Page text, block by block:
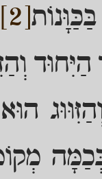
[2]
הַיִּחוּד